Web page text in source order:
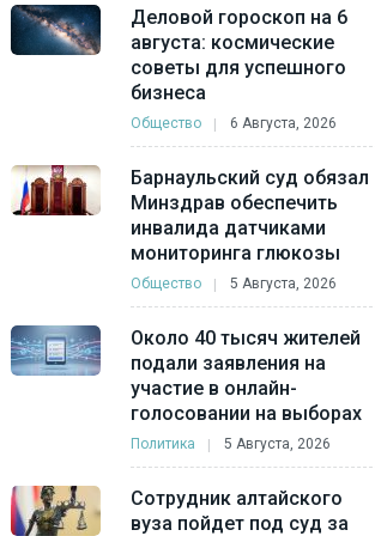
Деловой гороскоп на 6
августа: космические
советы для успешного
бизнеса
Общество 6 Августа, 2026
Барнаульский суд обязал
Минздрав обеспечить
инвалида датчиками
мониторинга глюкозы
Общество 5 Августа, 2026
Около 40 тысяч жителей
подали заявления на
участие в онлайн-
голосовании на выборах
Политика 5 Августа, 2026
Сотрудник алтайского
вуза пойдет под суд за